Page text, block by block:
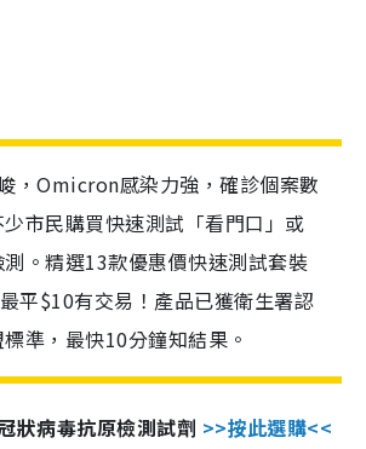
，Omicron感染力強，確診個案數
市民購買快速測試「看門口」或
。精選13款優惠價快速測試套裝
平$10有交易！產品已獲衛生署認
準，最快10分鐘知結果。
狀病毒抗原檢測試劑 >>按此選購<<